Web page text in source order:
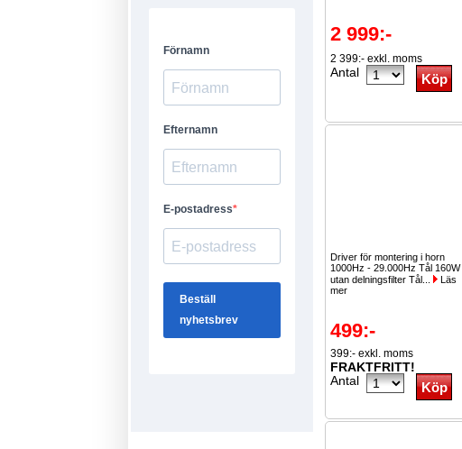
2 999:-
2 399:- exkl. moms
Antal
Driver för montering i horn
1000Hz - 29.000Hz Tål 160W
utan delningsfilter Tål...
Läs
mer
499:-
399:- exkl. moms
FRAKTFRITT!
Antal